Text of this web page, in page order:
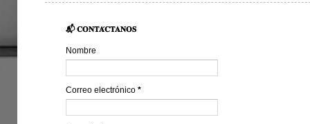
📬 𝐂𝐎𝐍𝐓𝐀́𝐂𝐓𝐀𝐍𝐎𝐒
Nombre
Correo electrónico *